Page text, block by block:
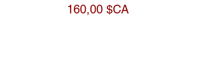
160,00 $CAPrix